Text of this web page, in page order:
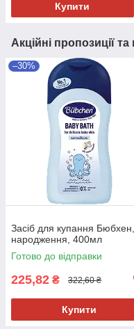
Купити
Акційні пропозиції
–30%
Засіб для купання
народження, 400мл
Готово до відправки
225,82 ₴ 322,60 ₴
Купити